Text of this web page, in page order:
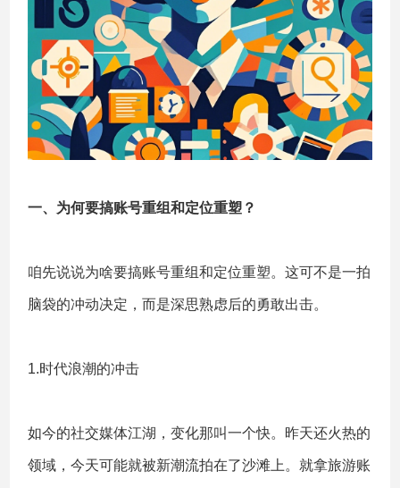
一、为何要搞账号重组和定位重塑？
咱先说说为啥要搞账号重组和定位重塑。这可不是一拍
脑袋的冲动决定，而是深思熟虑后的勇敢出击。
1.时代浪潮的冲击
如今的社交媒体江湖，变化那叫一个快。昨天还火热的
领域，今天可能就被新潮流拍在了沙滩上。就拿旅游账